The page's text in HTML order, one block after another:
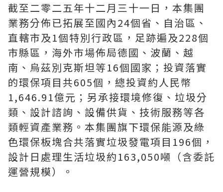
截至二零二五年十二月三十一日，本集團
業務分佈已拓展至國內24個省、自治區、
直轄市及1個特別行政區，足跡遍及228個
市縣區，海外市場佈局德國、波蘭、越
南、烏茲別克斯坦等16個國家；投資落實
的環保項目共605個，總投資約人民幣
1,646.91億元；另承接環境修復、垃圾分
類、設計諮詢、設備供貨、技術服務等各
類輕資產業務。本集團旗下環保能源及綠
色環保板塊合共落實垃圾發電項目196個，
設計日處理生活垃圾約163,050噸（含委託
運營規模）。